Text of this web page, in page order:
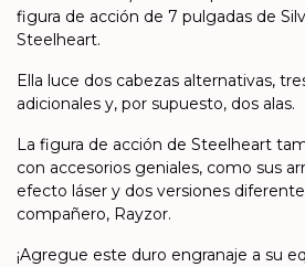
figura de acción de 7 pulgadas de
Steelheart.
Ella luce dos cabezas alternativas,
adicionales y, por supuesto, dos alas.
La figura de acción de Steelheart
con accesorios geniales, como sus
efecto láser y dos versiones
compañero, Rayzor.
¡Agregue este duro engranaje a su